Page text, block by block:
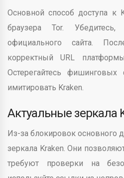
Основной способ доступа к
браузера Tor.
официального сайта.
корректный URL
Остерегайтесь фишинговых
имитировать Kraken.
Актуальные зеркала
Из-за блокировок основного
зеркала Kraken. Они
требуют проверки на